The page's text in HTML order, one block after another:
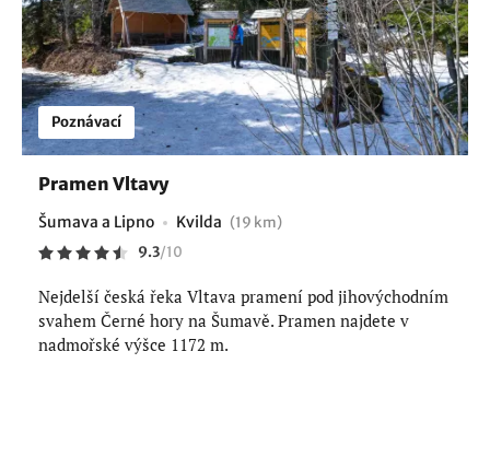
Poznávací
Pramen Vltavy
Šumava a Lipno Kvilda (19 km)
9.3/10
Nejdelší česká řeka Vltava pramení pod jihovýchodním
svahem Černé hory na Šumavě. Pramen najdete v
nadmořské výšce 1172 m.